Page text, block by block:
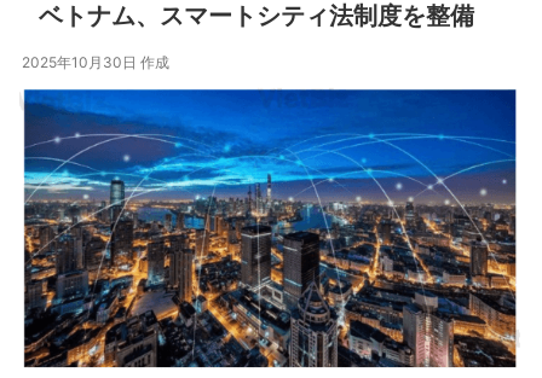
ベトナム、スマートシティ法制度を整備
2025年10月30日 作成